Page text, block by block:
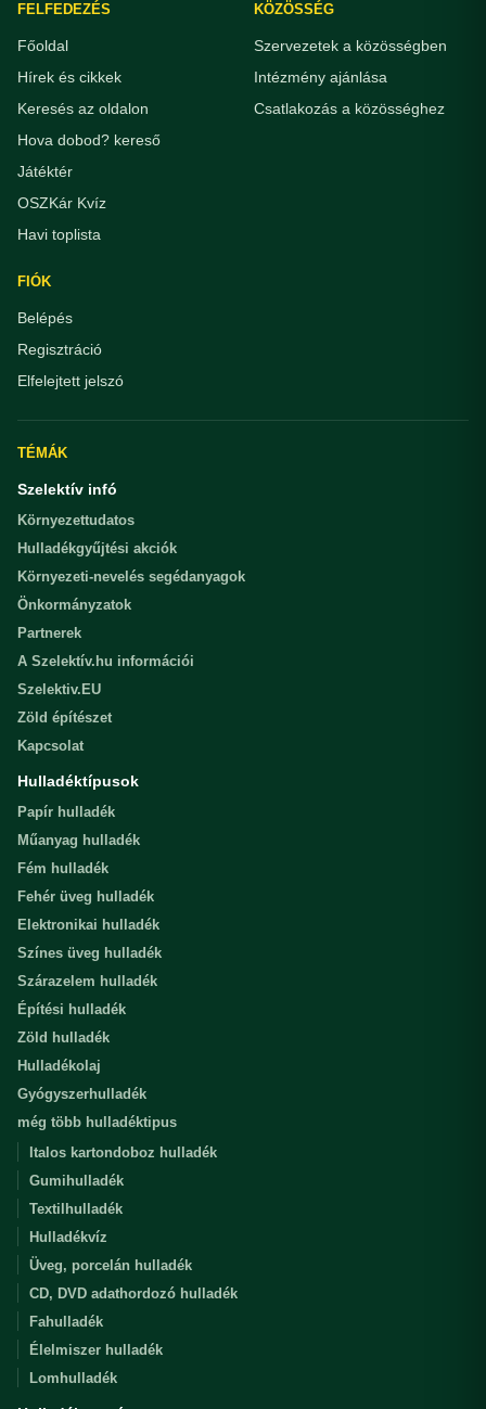
FELFEDEZÉS
Főoldal
Hírek és cikkek
Keresés az oldalon
Hova dobod? kereső
Játéktér
OSZKár Kvíz
Havi toplista
KÖZÖSSÉG
Szervezetek a közösségben
Intézmény ajánlása
Csatlakozás a közösséghez
FIÓK
Belépés
Regisztráció
Elfelejtett jelszó
TÉMÁK
Szelektív infó
Környezettudatos
Hulladékgyűjtési akciók
Környezeti-nevelés segédanyagok
Önkormányzatok
Partnerek
A Szelektív.hu információi
Szelektiv.EU
Zöld építészet
Kapcsolat
Hulladéktípusok
Papír hulladék
Műanyag hulladék
Fém hulladék
Fehér üveg hulladék
Elektronikai hulladék
Színes üveg hulladék
Szárazelem hulladék
Építési hulladék
Zöld hulladék
Hulladékolaj
Gyógyszerhulladék
még több hulladéktipus
Italos kartondoboz hulladék
Gumihulladék
Textilhulladék
Hulladékvíz
Üveg, porcelán hulladék
CD, DVD adathordozó hulladék
Fahulladék
Élelmiszer hulladék
Lomhulladék